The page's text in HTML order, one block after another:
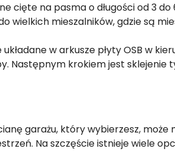
cięte na pasma o długości od 3 do
wielkich mieszalników, gdzie są
w arkusze płyty OSB w
Następnym krokiem jest sklejenie
garażu, który wybierzesz, może
Na szczęście istnieje wiele